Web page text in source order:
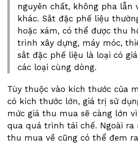
nguyên chất, không pha lẫn
khác. Sắt đặc phế liệu
hoặc xám, có thể được thu
trình xây dựng, máy móc,
sắt đặc phế liệu là loại có
các loại cùng dòng.
Tùy thuộc vào kích thước của
có kích thước lớn, giá trị sử
mức giá thu mua sẽ càng lớn
qua quá trình tái chế. Ngoài ra
thu mua về cũng có thể đem